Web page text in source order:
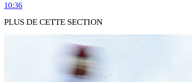
10:36
PLUS DE CETTE SECTION